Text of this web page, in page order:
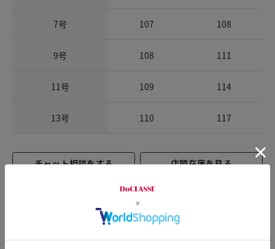
7号 107 108
9号 108 111
11号 109 114
13号 110 117
チャット相談をする 店頭在庫を見る
Check the recommended size